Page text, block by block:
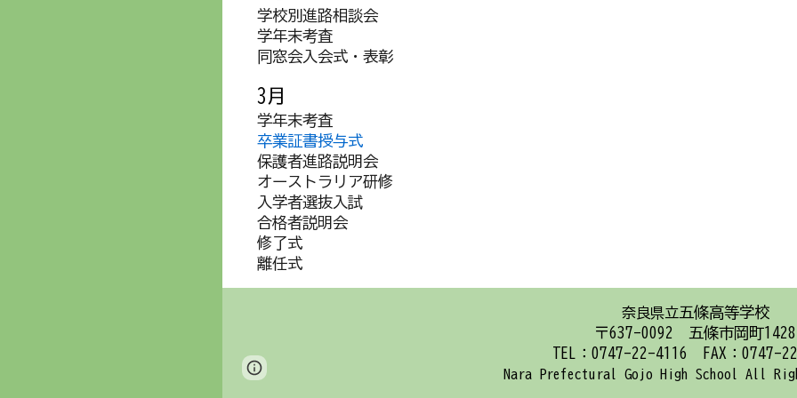
学校別進路相談会
学年末考査
同窓会入会式・表彰
3月
学年末考査
卒業証書授与式
保護者進路説明会
オーストラリア研修
入学者選抜入試
合格者説明会
修了式
離任式
奈良県立五條高等学校
〒637-0092 五條市岡町1428
TEL：0747-22-4116 FAX：0747-
Nara Prefectural Gojo High School All